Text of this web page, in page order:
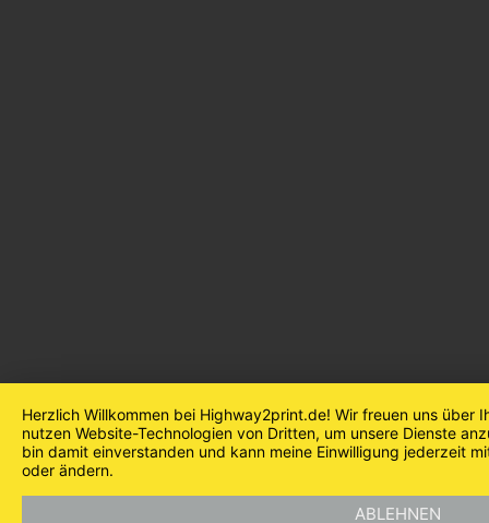
Herzlich Willkommen bei Highway2print.de! Wir freuen uns über
nutzen Website-Technologien von Dritten, um unsere Dienste
bin damit einverstanden und kann meine Einwilligung jederzeit
oder ändern.
ABLEHNEN